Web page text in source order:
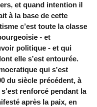
et quand intention il
à la base de cette
c’est toute la classe
- et
politique - et qui
elle s’est entourée.
qui s’est
du siècle précédent, à
renforcé pendant la
après la paix, en